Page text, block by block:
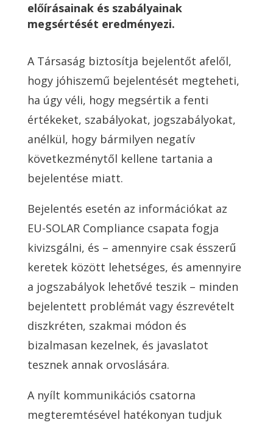
előírásainak és szabályainak
megsértését eredményezi.
A Társaság biztosítja bejelentőt afelől,
hogy jóhiszemű bejelentését megteheti,
ha úgy véli, hogy megsértik a fenti
értékeket, szabályokat, jogszabályokat,
anélkül, hogy bármilyen negatív
következménytől kellene tartania a
bejelentése miatt.
Bejelentés esetén az információkat az
EU-SOLAR Compliance csapata fogja
kivizsgálni, és – amennyire csak ésszerű
keretek között lehetséges, és amennyire
a jogszabályok lehetővé teszik – minden
bejelentett problémát vagy észrevételt
diszkréten, szakmai módon és
bizalmasan kezelnek, és javaslatot
tesznek annak orvoslására.
A nyílt kommunikációs csatorna
megteremtésével hatékonyan tudjuk